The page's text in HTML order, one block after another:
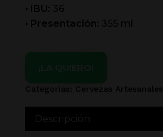
• IBU: 36
• Presentación: 355 ml
Categorías: Cervezas Artesanales
Descripción